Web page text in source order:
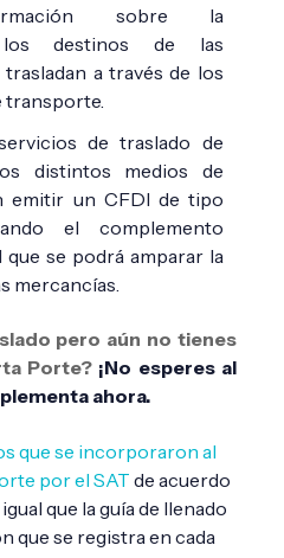
sobre la
destinos de las
a través de los
transporte.
de traslado de
distintos medios de
emitir un CFDI de tipo
el complemento
se podrá amparar la
mercancías.
pero aún no tienes
Porte? ¡No esperes al
ahora.
que se incorporaron al
por el SAT de acuerdo
que la guía de llenado
que se registra en cada